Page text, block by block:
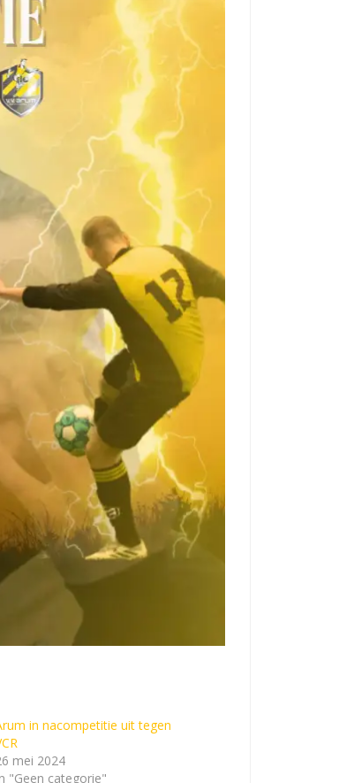
in nacompetitie uit tegen
mei 2024
"Geen categorie"